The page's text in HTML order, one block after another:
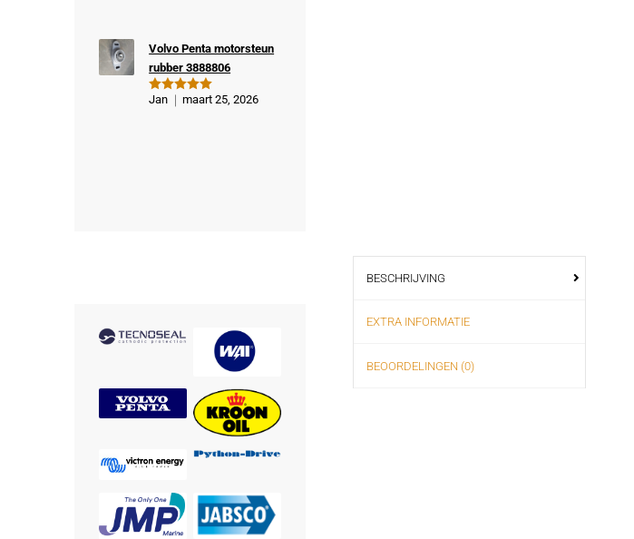
BESCHRIJVING
EXTRA INFORMATIE
BEOORDELINGEN (0)
Gewaardeer
Volvo Penta motorsteun
rubber 3888806
Jan maart 25, 2026